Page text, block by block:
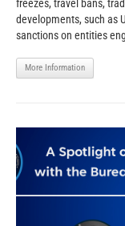
freezes, travel bans,
developments, such as
sanctions on entities
More Information